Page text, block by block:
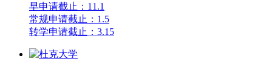
早申请截止：11.1
常规申请截止：1.5
转学申请截止：3.15